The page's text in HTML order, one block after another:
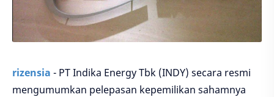
rizensia - PT Indika Energy Tbk (INDY) secara resmi
mengumumkan pelepasan kepemilikan sahamnya